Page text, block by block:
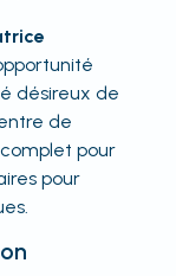
désireux de
de
pour
pour